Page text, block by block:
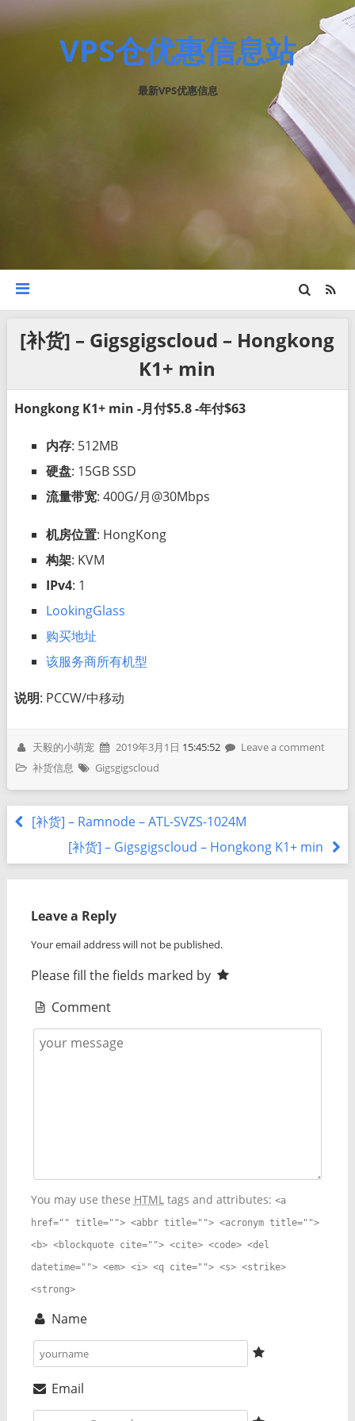
VPS仓优惠信息站
最新VPS优惠信息
[补货] – Gigsgigscloud – Hongkong
K1+ min
Hongkong K1+ min -月付$5.8 -年付$63
内存: 512MB
硬盘: 15GB SSD
流量带宽: 400G/月@30Mbps
机房位置: HongKong
构架: KVM
IPv4: 1
LookingGlass
购买地址
该服务商所有机型
说明: PCCW/中移动
天毅的小萌宠 2019年3月1日 15:45:52
Leave a comment
补货信息
Gigsgigscloud
[补货] – Ramnode – ATL-SVZS-1024M
[补货] – Gigsgigscloud – Hongkong K1+ min
Leave a Reply
Your email address will not be published.
Please fill the fields marked by
Comment
You may use these HTMLtags and attributes: <a
href="" title=""> <abbr title=""> <acronym title="">
<b> <blockquote cite=""> <cite> <code> <del
datetime=""> <em> <i> <q cite=""> <s> <strike>
<strong>
Name
Email